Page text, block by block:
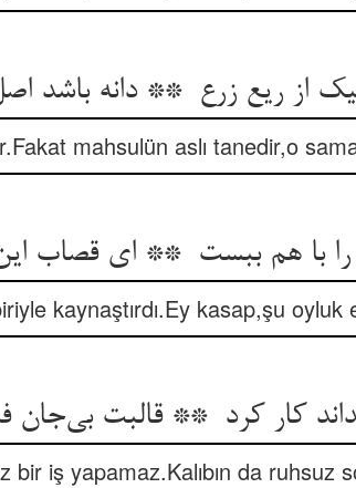
mahsulün aslı tanedir,o
kaynaştırdı.Ey kasap,şu
bir iş yapamaz.Kalıbın da ruhsuz